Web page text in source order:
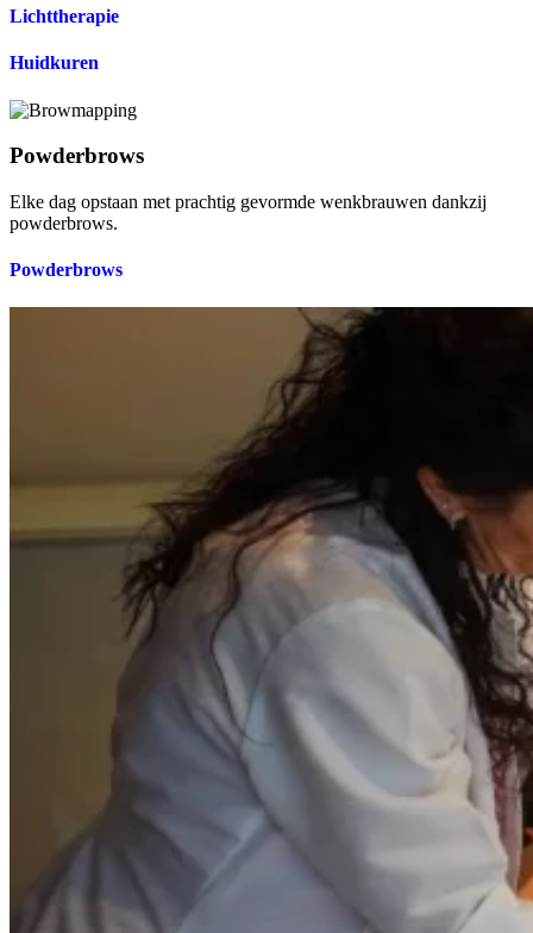
Lichttherapie
Huidkuren
Powderbrows
Elke dag opstaan met prachtig gevormde wenkbrauwen dankzij
powderbrows.
Powderbrows